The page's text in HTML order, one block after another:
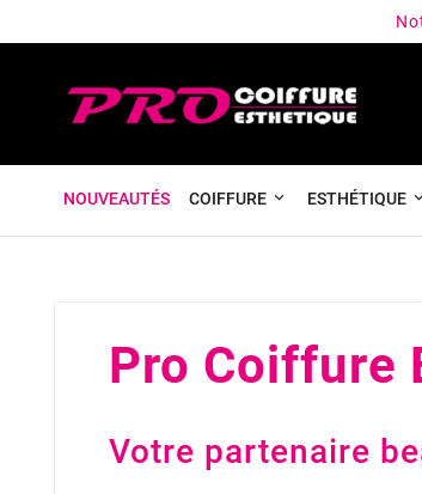
NOUVEAUTÉS COIFFURE ESTHÉTIQUE
Pro Coiffure
Votre partenaire